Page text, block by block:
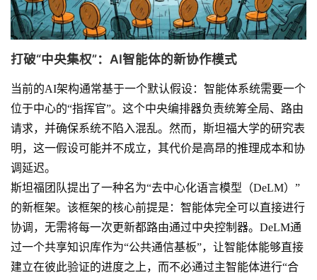
打破“中央集权”：AI智能体的新协作模式
当前的AI架构通常基于一个默认假设：智能体系统需要一个
位于中心的“指挥官”。这个中央编排器负责统筹全局、路由
请求，并确保系统不陷入混乱。然而，斯坦福大学的研究表
明，这一假设可能并不成立，其代价是高昂的推理成本和协
调延迟。
斯坦福团队提出了一种名为“去中心化语言模型（DeLM）”
的新框架。该框架的核心前提是：智能体完全可以直接进行
协调，无需将每一次更新都路由通过中央控制器。DeLM通
过一个共享知识库作为“公共通信基板”，让智能体能够直接
建立在彼此验证的进度之上，而不必通过主智能体进行“合